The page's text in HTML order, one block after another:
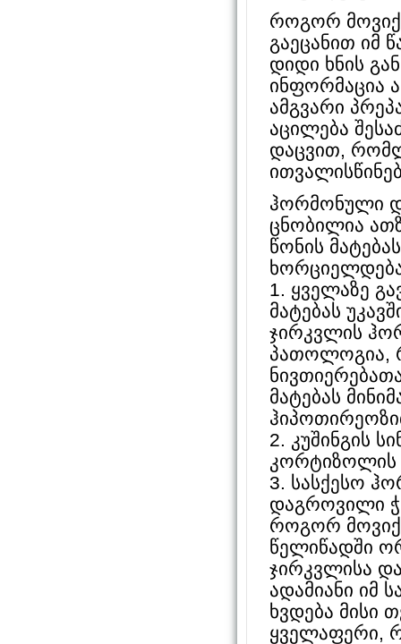
როგორ
გაეცანით იმ
დიდი ხნის
ინფორმაცია
ამგვარი
აცილება
დაცვით,
ჰორმონული
ცნობილია
წონის
1. ყველაზე
მატებას
ჯირკვლის
პათოლოგია,
მატებას
2. კუშინგის
კორტიზოლის
3. სასქესო
დაგროვილი
როგორ
წელიწადში
ჯირკვლისა
ადამიანი იმ
ხვდება მისი
ყველაფერი,